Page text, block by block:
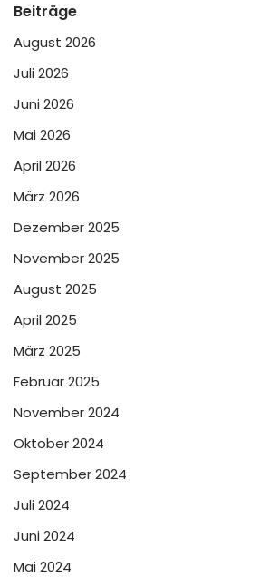
Beiträge
August 2026
Juli 2026
Juni 2026
Mai 2026
April 2026
März 2026
Dezember 2025
November 2025
August 2025
April 2025
März 2025
Februar 2025
November 2024
Oktober 2024
September 2024
Juli 2024
Juni 2024
Mai 2024